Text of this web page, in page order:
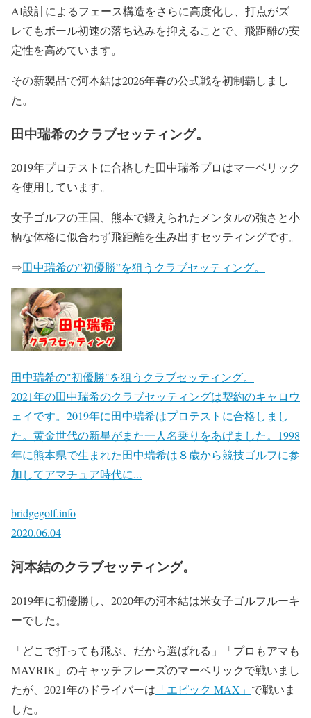
AI設計によるフェース構造をさらに高度化し、打点がズ
レてもボール初速の落ち込みを抑えることで、飛距離の安
定性を高めています。
その新製品で河本結は2026年春の公式戦を初制覇しまし
た。
田中瑞希のクラブセッティング。
2019年プロテストに合格した田中瑞希プロはマーベリック
を使用しています。
女子ゴルフの王国、熊本で鍛えられたメンタルの強さと小
柄な体格に似合わず飛距離を生み出すセッティングです。
⇒田中瑞希の”初優勝”を狙うクラブセッティング。
田中瑞希の"初優勝"を狙うクラブセッティング。
2021年の田中瑞希のクラブセッティングは契約のキャロウ
ェイです。2019年に田中瑞希はプロテストに合格しまし
た。黄金世代の新星がまた一人名乗りをあげました。1998
年に熊本県で生まれた田中瑞希は８歳から競技ゴルフに参
加してアマチュア時代に...
bridgegolf.info
2020.06.04
河本結のクラブセッティング。
2019年に初優勝し、2020年の河本結は米女子ゴルフルーキ
ーでした。
「どこで打っても飛ぶ、だから選ばれる」「プロもアマも
MAVRIK」のキャッチフレーズのマーベリックで戦いまし
たが、2021年のドライバーは 「エピック MAX」 で戦いま
した。